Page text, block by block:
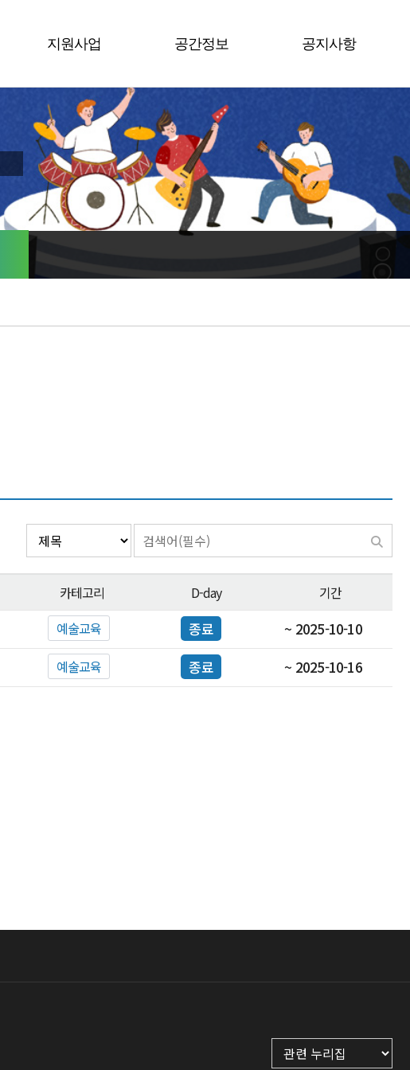
지원사업
평택시
수도권
전 국
공간정보
남부권역
북부권역
서부권역
공지사항
행사소식
카테고리 D-day 기간
예술교육 종료 ~ 2025-10-10
예술교육 종료 ~ 2025-10-16